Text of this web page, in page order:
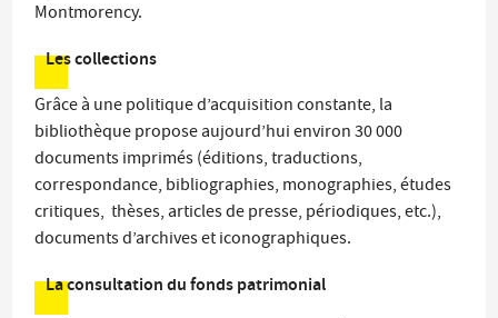
Montmorency.
Les collections
Grâce à une politique d’acquisition constante, la
bibliothèque propose aujourd’hui environ 30 000
documents imprimés (éditions, traductions,
correspondance, bibliographies, monographies, études
critiques, thèses, articles de presse, périodiques, etc.),
documents d’archives et iconographiques.
La consultation du fonds patrimonial